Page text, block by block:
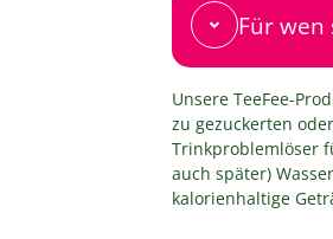
Für wen
Unsere TeeFee-
zu gezuckerten
Trinkproblemlöser
auch später)
kalorienhaltige